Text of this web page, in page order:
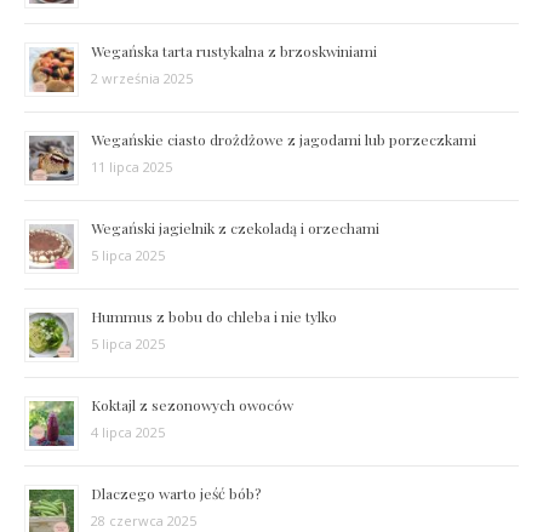
Wegańska tarta rustykalna z brzoskwiniami
2 września 2025
Wegańskie ciasto drożdżowe z jagodami lub porzeczkami
11 lipca 2025
Wegański jagielnik z czekoladą i orzechami
5 lipca 2025
Hummus z bobu do chleba i nie tylko
5 lipca 2025
Koktajl z sezonowych owoców
4 lipca 2025
Dlaczego warto jeść bób?
28 czerwca 2025